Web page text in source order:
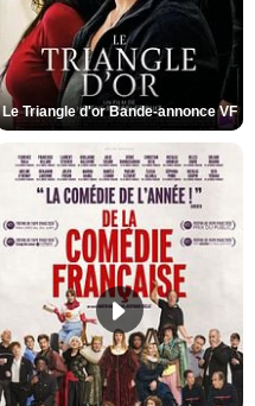
Le Triangle d'or Bande-annonce VF